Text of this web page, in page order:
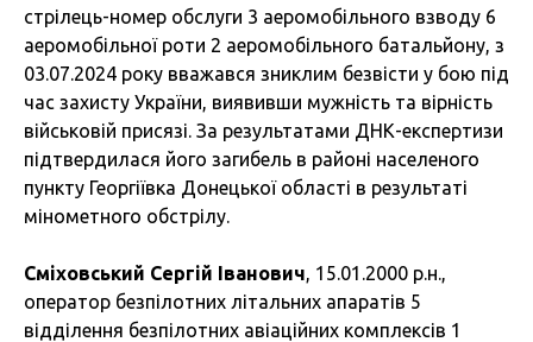
стрілець-номер обслуги 3 аеромобільного взводу 6
аеромобільної роти 2 аеромобільного батальйону, з
03.07.2024 року вважався зниклим безвісти у бою під
час захисту України, виявивши мужність та вірність
військовій присязі. За результатами ДНК-експертизи
підтвердилася його загибель в районі населеного
пункту Георгіївка Донецької області в результаті
мінометного обстрілу.
Сміховський Сергій Іванович , 15.01.2000 р.н.,
оператор безпілотних літальних апаратів 5
відділення безпілотних авіаційних комплексів 1